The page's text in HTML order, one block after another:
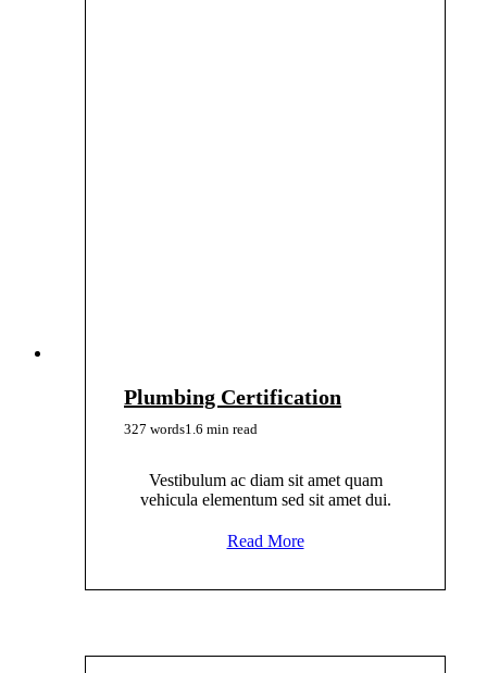
Plumbing Certification
327 words1.6 min read
Vestibulum ac diam sit amet quam
vehicula elementum sed sit amet dui.
Read More